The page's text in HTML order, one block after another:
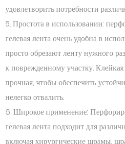
удовлетворить потребности
5. Простота в использовании:
гелевая лента очень удобна в
просто обрезают ленту нужного
к поврежденному участку. Клейкая
прочная, чтобы обеспечить
нелегко отвалить.
6. Широкое применение:
гелевая лента подходит для
включая хирургические шрамы,